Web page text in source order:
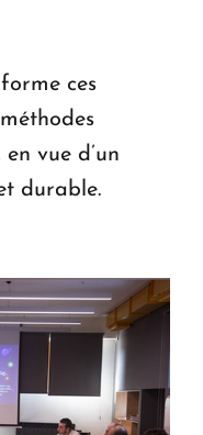
ces
vue d’un
durable.